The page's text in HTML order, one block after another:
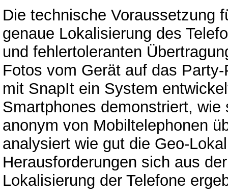
Die technische Voraussetzung
genaue Lokalisierung des
und fehlertoleranten
Fotos vom Gerät auf das
mit SnapIt ein System
Smartphones demonstriert,
anonym von Mobiltelephonen
analysiert wie gut die Geo-
Herausforderungen sich aus
Lokalisierung der Telefone